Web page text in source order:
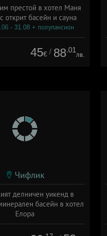
престой в хотел Маня
открит басейн и сауна
- 31.08 + полупансион
45€ / 88.01
лв.
Чифлик
делничен уикенд в
басейн в хотел
Елора
- 31.08 + без храна